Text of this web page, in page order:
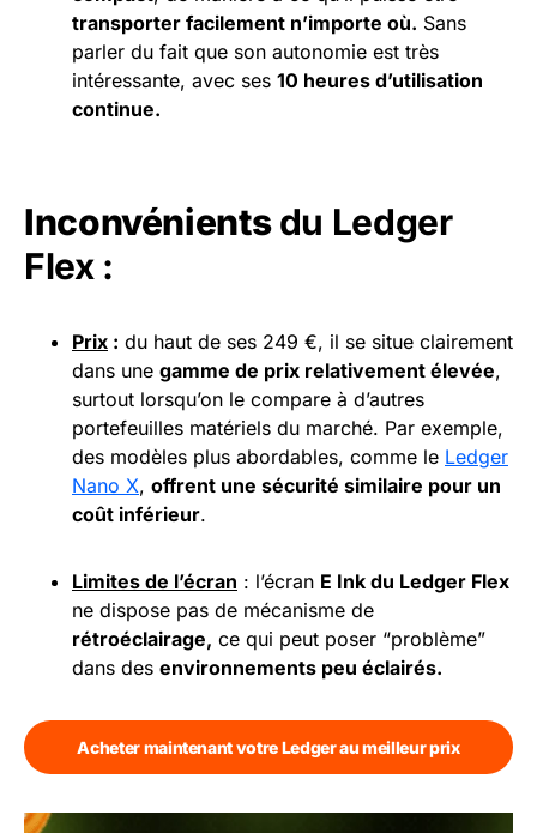
transporter facilement n’importe où. Sans
parler du fait que son autonomie est très
intéressante, avec ses 10 heures d’utilisation
continue.
Inconvénientsdu Ledger
Flex :
Prix : du haut de ses 249 €, il se situe clairement
dans une gamme de prix relativement élevée,
surtout lorsqu’on le compare à d’autres
portefeuilles matériels du marché. Par exemple,
des modèles plus abordables, comme le Ledger
Nano X, offrent une sécurité similaire pour un
coût inférieur.
Limites de l’écran : l’écran E Ink du Ledger Flex
ne dispose pas de mécanisme de
rétroéclairage, ce qui peut poser “problème”
dans des environnements peu éclairés.
Acheter maintenant votre Ledger au meilleur prix